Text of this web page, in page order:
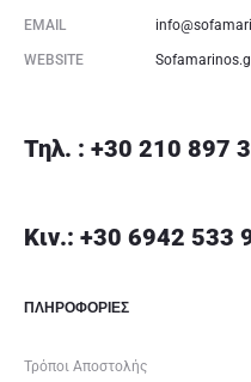
EMAIL
WEBSITE
Τηλ. : +30 210 897
Κιν.: +30 6942 533
ΠΛΗΡΟΦΟΡΙΕΣ
Τρόποι Αποστολής